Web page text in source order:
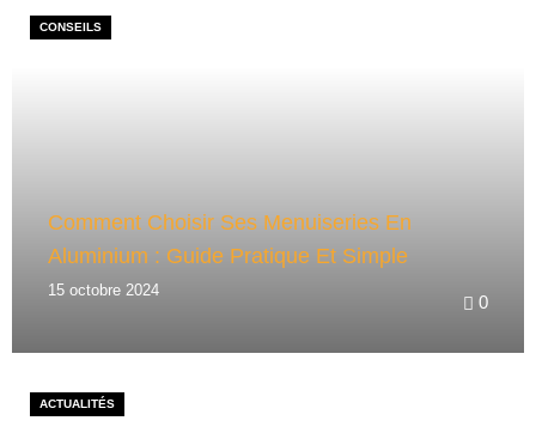
Comment Choisir Ses Menuiseries En
Aluminium : Guide Pratique Et Simple
15 octobre 2024
CONSEILS
0
ACTUALITÉS